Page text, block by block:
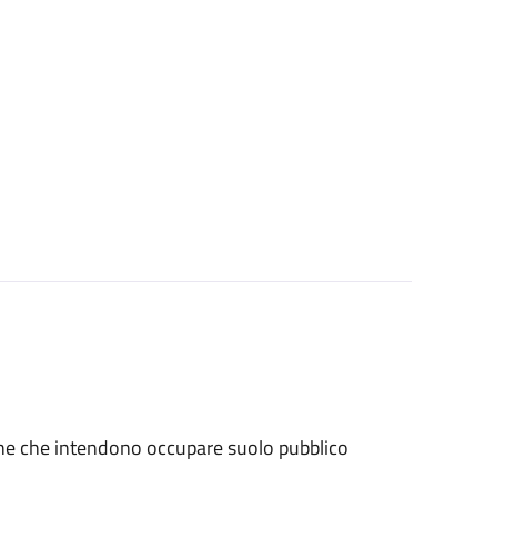
che intendono occupare suolo pubblico